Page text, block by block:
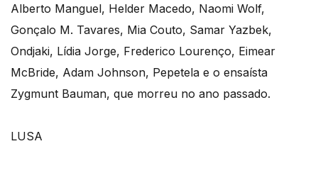
Alberto Manguel, Helder Macedo, Naomi Wolf,
Gonçalo M. Tavares, Mia Couto, Samar Yazbek,
Ondjaki, Lídia Jorge, Frederico Lourenço, Eimear
McBride, Adam Johnson, Pepetela e o ensaísta
Zygmunt Bauman, que morreu no ano passado.
LUSA